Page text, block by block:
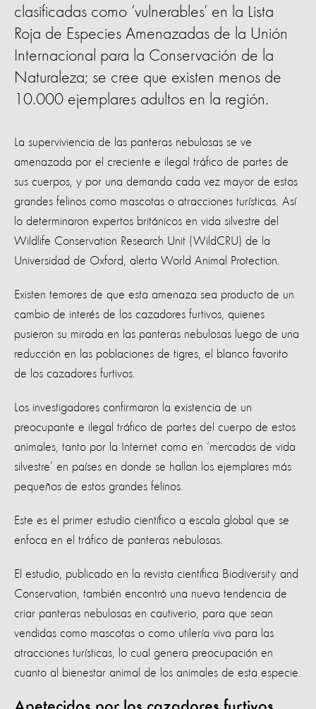
clasificadas como ‘vulnerables’ en la Lista
Roja de Especies Amenazadas de la Unión
Internacional para la Conservación de la
Naturaleza; se cree que existen menos de
10.000 ejemplares adultos en la región.
La superviviencia de las panteras nebulosas se ve
amenazada por el creciente e ilegal tráfico de partes de
sus cuerpos, y por una demanda cada vez mayor de estos
grandes felinos como mascotas o atracciones turísticas. Así
lo determinaron expertos británicos en vida silvestre del
Wildlife Conservation Research Unit (WildCRU) de la
Universidad de Oxford, alerta World Animal Protection.
Existen temores de que esta amenaza sea producto de un
cambio de interés de los cazadores furtivos, quienes
pusieron su mirada en las panteras nebulosas luego de una
reducción en las poblaciones de tigres, el blanco favorito
de los cazadores furtivos.
Los investigadores confirmaron la existencia de un
preocupante e ilegal tráfico de partes del cuerpo de estos
animales, tanto por la Internet como en ‘mercados de vida
silvestre’ en países en donde se hallan los ejemplares más
pequeños de estos grandes felinos.
Este es el primer estudio científico a escala global que se
enfoca en el tráfico de panteras nebulosas.
El estudio, publicado en la revista científica Biodiversity and
Conservation, también encontró una nueva tendencia de
criar panteras nebulosas en cautiverio, para que sean
vendidas como mascotas o como utilería viva para las
atracciones turísticas, lo cual genera preocupación en
cuanto al bienestar animal de los animales de esta especie.